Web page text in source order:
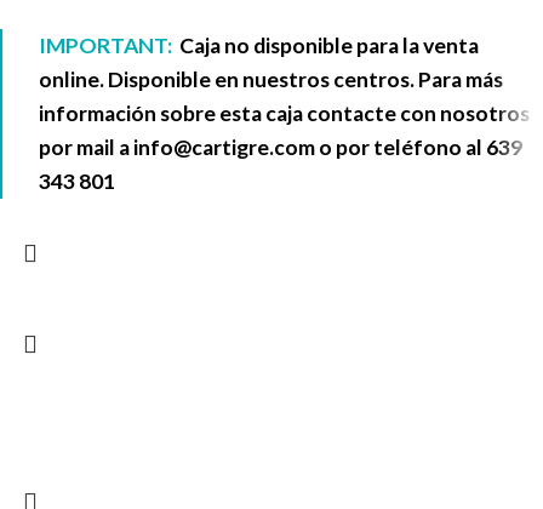
IMPORTANT: Caja no disponible para la venta
online. Disponible en nuestros centros. Para más
información sobre esta caja contacte con nosotros
por mail ainfo@cartigre.como por teléfono al 639
343 801